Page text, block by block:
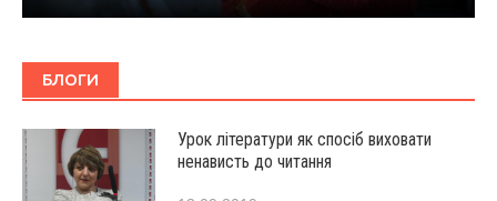
БЛОГИ
Урок літератури як спосіб виховати
ненависть до читання